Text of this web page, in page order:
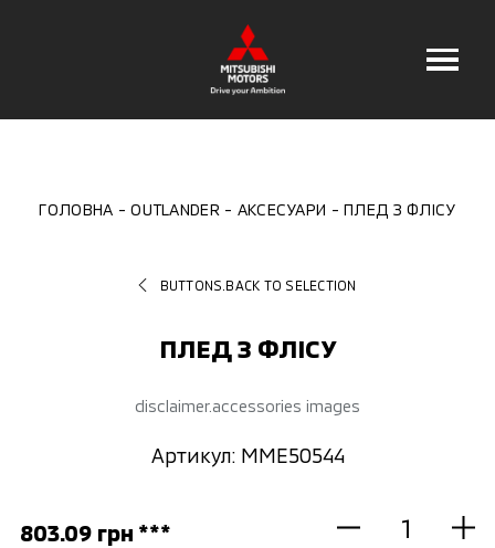
ГОЛОВНА OUTLANDER АКСЕСУАРИ ПЛЕД З ФЛІСУ
BUTTONS.BACK TO SELECTION
ПЛЕД З ФЛІСУ
disclaimer.accessories images
Артикул: MME50544
803.09 грн ***